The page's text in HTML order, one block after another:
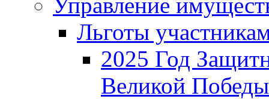
Льготы
2025 Год
Великой Победы